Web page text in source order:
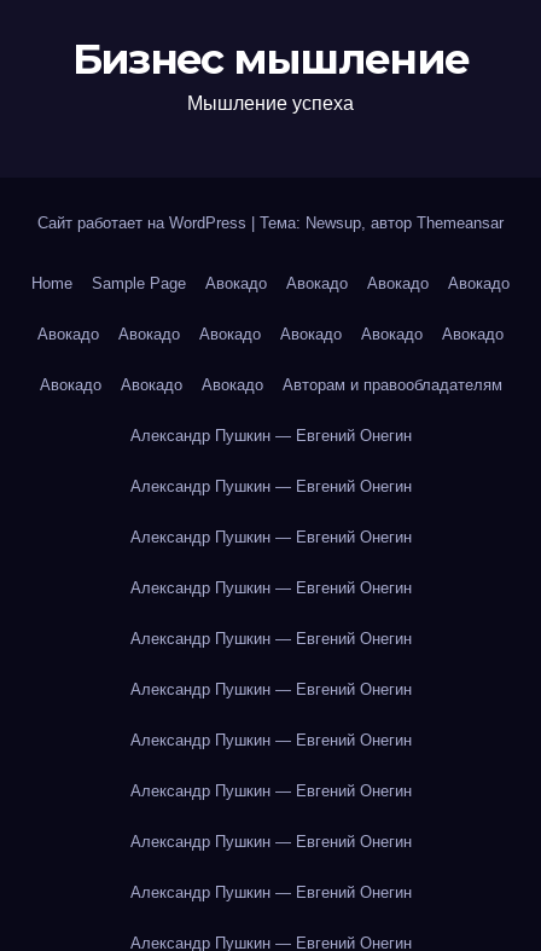
Бизнес мышление
Мышление успеха
Сайт работает на WordPress Тема: Newsup, автор Themeansar
Home Sample Page Авокадо Авокадо Авокадо Авокадо
Авокадо Авокадо Авокадо Авокадо Авокадо Авокадо
Авокадо Авокадо Авокадо Авторам и правообладателям
Александр Пушкин — Евгений Онегин
Александр Пушкин — Евгений Онегин
Александр Пушкин — Евгений Онегин
Александр Пушкин — Евгений Онегин
Александр Пушкин — Евгений Онегин
Александр Пушкин — Евгений Онегин
Александр Пушкин — Евгений Онегин
Александр Пушкин — Евгений Онегин
Александр Пушкин — Евгений Онегин
Александр Пушкин — Евгений Онегин
Александр Пушкин — Евгений Онегин